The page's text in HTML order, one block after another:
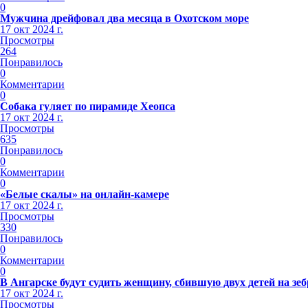
0
Мужчина дрейфовал два месяца в Охотском море
17 окт 2024 г.
Просмотры
264
Понравилось
0
Комментарии
0
Собака гуляет по пирамиде Хеопса
17 окт 2024 г.
Просмотры
635
Понравилось
0
Комментарии
0
«Белые скалы» на онлайн-камере
17 окт 2024 г.
Просмотры
330
Понравилось
0
Комментарии
0
В Ангарске будут судить женщину, сбившую двух детей на
17 окт 2024 г.
Просмотры